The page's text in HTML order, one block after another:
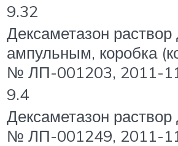
9.32
Дексаметазон
ампульным, коробка
№ ЛП-001203, 2011-
9.4
Дексаметазон
№ ЛП-001249, 2011-